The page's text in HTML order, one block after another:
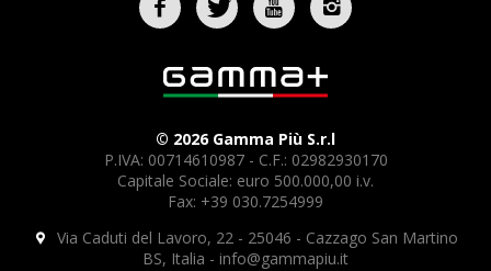
© 2026 Gamma Più S.r.l
P.IVA: 00714610987 - C.F.: 02982930170
Capitale Sociale: euro 500.000,00 i.v.
Fax: +39 030.7254999
Via Caduti del Lavoro, 22 - 25046 - Cazzago San Martino
BS, Italia - info@gammapiu.it